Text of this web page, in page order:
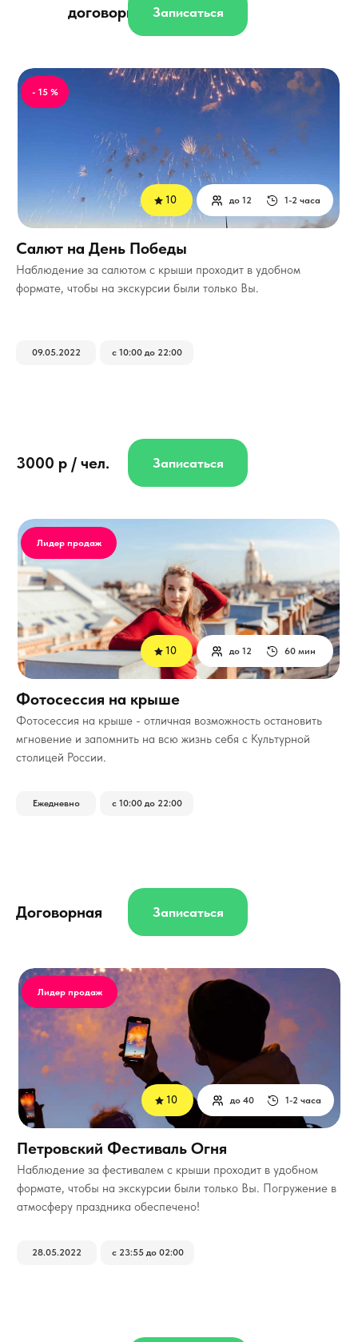
договорная Записаться
Наблюдение за салютом с крыши проходит в удобном
формате, чтобы на экскурсии были только Вы.
3000 р / чел.
1-2 часа
до 12
09.05.2022 с 10:00 до 22:00
Записаться
- 15 %
Салют на День Победы
10
Фотосессия на крыше - отличная возможность остановить
мгновение и запомнить на всю жизнь себя с Культурной
столицей России.
Договорная
60 мин
до 12
Ежедневно с 10:00 до 22:00
Записаться
Лидер продаж
Фотосессия на крыше
10
Наблюдение за фестивалем с крыши проходит в удобном
формате, чтобы на экскурсии были только Вы. Погружение в
атмосферу праздника обеспечено!
1-2 часа
до 40
28.05.2022 с 23:55 до 02:00
Лидер продаж
Петровский Фестиваль Огня
10